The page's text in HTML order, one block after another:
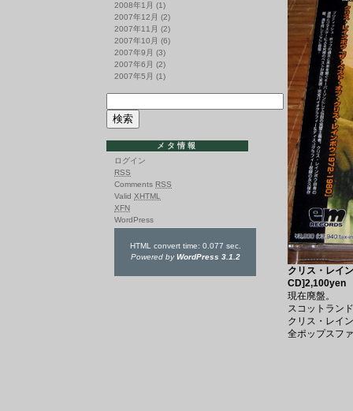
クリス・レイ
CD]2,100yen
現在廃盤。
スコットラン
クリス・レイ
全ポップスフ
2008年1月 (1)
2007年12月 (2)
2007年11月 (2)
2007年10月 (6)
2007年9月 (3)
2007年6月 (2)
2007年5月 (1)
メタ情報
ログイン
RSS
Comments RSS
Valid XHTML
XFN
WordPress
HTML convert time: 0.077 sec.
Powered byWordPress 3.1.2